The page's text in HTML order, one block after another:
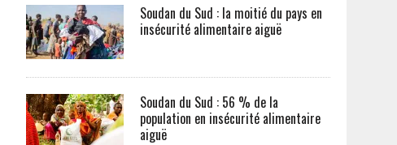
Soudan du Sud : la moitié du pays en
insécurité alimentaire aiguë
Soudan du Sud : 56 % de la
population en insécurité alimentaire
aiguë